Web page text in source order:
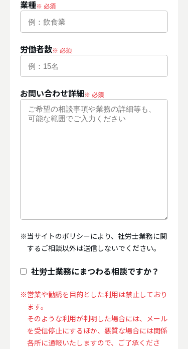
業種
労働者数
お問い合わせ詳細
※当サイトのポリシーにより、社労士業務に関
するご相談以外は送信しないでください。
社労士業務にまつわる相談ですか？
※営業や勧誘を目的とした利用は禁止しており
ます。
そのような利用が判明した場合には、メール
を受信停止にするほか、悪質な場合には関係
各所に通報いたしますので、ご了承くださ